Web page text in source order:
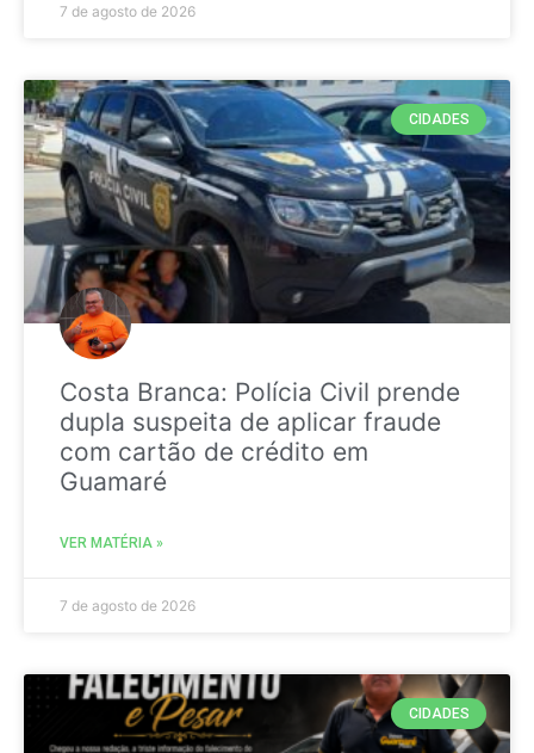
7 de agosto de 2026
CIDADES
Costa Branca: Polícia Civil prende
dupla suspeita de aplicar fraude
com cartão de crédito em
Guamaré
VER MATÉRIA »
7 de agosto de 2026
CIDADES